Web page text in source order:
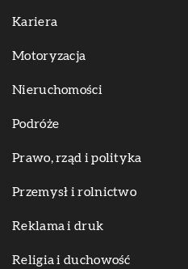
Kariera
Motoryzacja
Nieruchomości
Podróże
Prawo, rząd i polityka
Przemysł i rolnictwo
Reklama i druk
Religia i duchowość